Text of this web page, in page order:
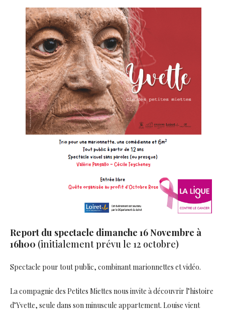
Report du spectacle dimanche 16 Novembre à
16h00 (initialement prévu le 12 octobre)
Spectacle pour tout public, combinant marionnettes et vidéo.
La compagnie des Petites Miettes nous invite à découvrir l’histoire
d’Yvette, seule dans son minuscule appartement. Louise vient